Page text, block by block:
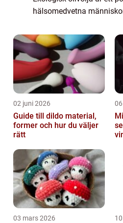
hälsomedvetna
artikel kommer vi att ge
översikt öve...
02 juni 2026
Guide till dildo material,
former och hur du väljer
rätt
03 mars 2026